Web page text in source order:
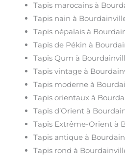
Tapis marocains à
Tapis nain à
Tapis népalais à
Tapis de Pékin à
Tapis Qum à
Tapis vintage à
Tapis moderne à
Tapis orientaux à
Tapis d’Orient à
Tapis Extrême-Orient à
Tapis antique à
Tapis rond à